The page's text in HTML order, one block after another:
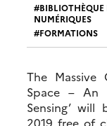
BIBLIOTHÈQUE
NUMÉRIQUES
FORMATIONS
The Massive
Space – An
Sensing’
2019 free of